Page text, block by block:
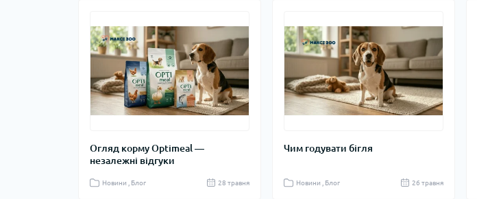
Огляд корму Optimeal —
незалежні відгуки
Новини , Блог 28 травня
Чим годувати бігля
Новини , Блог 26 травня